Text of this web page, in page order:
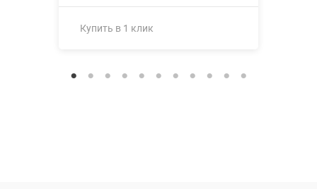
Купить в 1 клик